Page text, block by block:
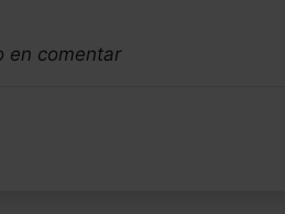
en comentar